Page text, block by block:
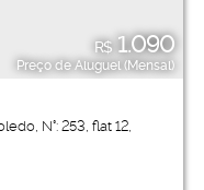
R$1.090
Preço de Aluguel (Mensal)
, N°: 253, flat 12,